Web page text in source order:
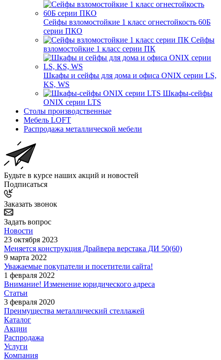
Сейфы взломостойкие 1 класс огнестойкость 60Б
серии ПКО
Сейфы
взломостойкие 1 класс серии ПК
Шкафы и сейфы для дома и офиса ONIX серии LS,
KS, WS
Шкафы-сейфы
ONIX серии LTS
Столы производственные
Мебель LOFT
Распродажа металлической мебели
Будьте в курсе наших акций и новостей
Подписаться
Заказать звонок
Задать вопрос
Новости
23 октября 2023
Меняется конструкция Драйвера верстака ДИ 50(60)
9 марта 2022
Уважаемые покупатели и посетители сайта!
1 февраля 2022
Внимание! Изменение юридического адреса
Статьи
3 февраля 2020
Преимущества металлический стеллажей
Каталог
Акции
Распродажа
Услуги
Компания